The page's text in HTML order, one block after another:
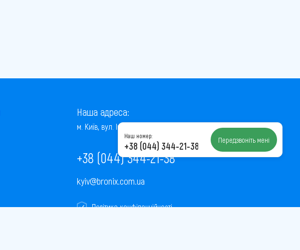
Наша адреса:
м. Київ, вул. Інститутська, 22/7, оф. 41
+38 (044) 344-21-38
kyiv@bronix.com.ua
Політика конфіденційності
Наш номер:
+38 (044) 344-21-38 Передзвоніть мені